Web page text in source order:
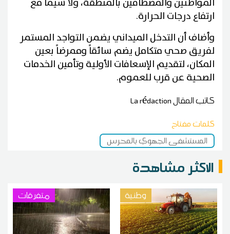
ارتفاع درجات الحرارة.
وأضاف أن التدخل الميداني يضمن التواجد المستمر
لفريق صحي متكامل يضم سائقاً وممرضاً بعين
المكان، لتقديم الإسعافات الأولية وتأمين الخدمات
الصحية عن قرب للعموم.
كاتب المقالLa rédaction
كلمات مفتاح
المستشفى الجهوي بالمحرس
الاكثر مشاهدة
وطنية متفرقات